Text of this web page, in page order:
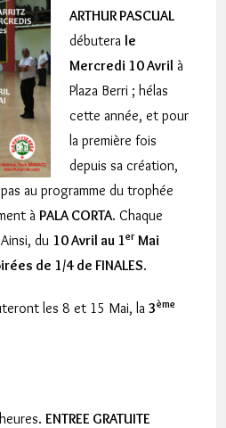
ARTHUR PASCUAL
débutera le
Mercredi 10 Avril à
Plaza Berri ; hélas
cette année, et pour
la première fois
depuis sa création,
au programme du trophée
àPALA CORTA. Chaque
du 10 Avril au 1er Mai
de 1/4 de FINALES.
les 8 et 15 Mai, la3ème
ENTREE GRATUITE